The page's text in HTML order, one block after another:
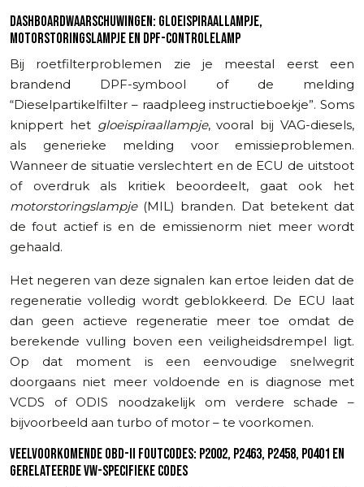
DASHBOARDWAARSCHUWINGEN: GLOEISPIRAALLAMPJE,
MOTORSTORINGSLAMPJE EN DPF-CONTROLELAMP
Bij roetfilterproblemen zie je meestal eerst een
brandend DPF-symbool of de melding
“Dieselpartikelfilter – raadpleeg instructieboekje”. Soms
knippert het gloeispiraallampje, vooral bij VAG-diesels,
als generieke melding voor emissieproblemen.
Wanneer de situatie verslechtert en de ECU de uitstoot
of overdruk als kritiek beoordeelt, gaat ook het
motorstoringslampje(MIL) branden. Dat betekent dat
de fout actief is en de emissienorm niet meer wordt
gehaald.
Het negeren van deze signalen kan ertoe leiden dat de
regeneratie volledig wordt geblokkeerd. De ECU laat
dan geen actieve regeneratie meer toe omdat de
berekende vulling boven een veiligheidsdrempel ligt.
Op dat moment is een eenvoudige snelwegrit
doorgaans niet meer voldoende en is diagnose met
VCDS of ODIS noodzakelijk om verdere schade –
bijvoorbeeld aan turbo of motor – te voorkomen.
VEELVOORKOMENDE OBD-II FOUTCODES: P2002, P2463, P2458, P0401 EN
GERELATEERDE VW-SPECIFIEKE CODES